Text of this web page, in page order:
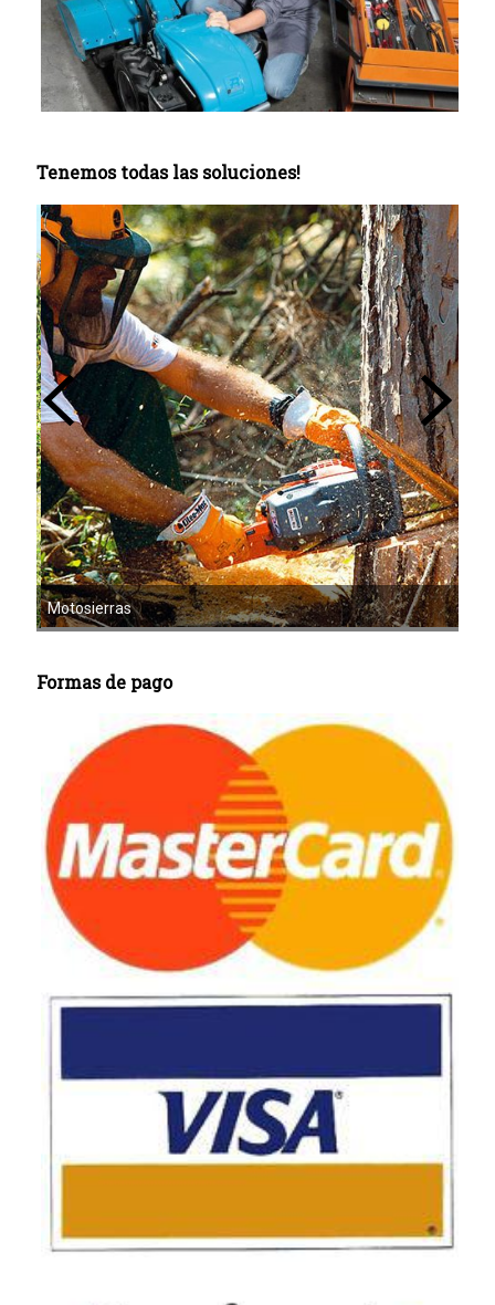
Tenemos todas las soluciones!
Motoazadas
Formas de pago